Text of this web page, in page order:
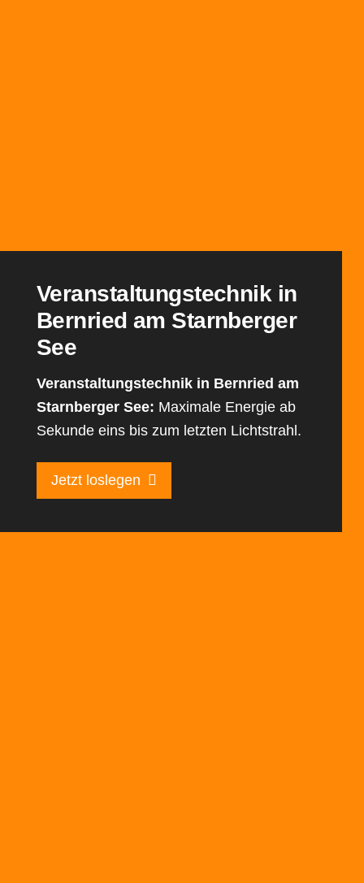
Veranstaltungs­technik in
Bernried am Starnberger
See
Veranstaltungstechnik in Bernried am
Starnberger See: Maximale Energie ab
Sekunde eins bis zum letzten Lichtstrahl.
Jetzt loslegen